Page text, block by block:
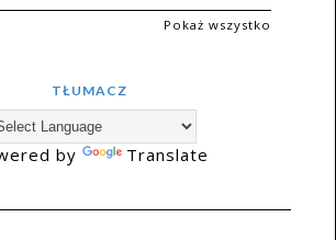
Pokaż wszystko
TŁUMACZ
by Translate